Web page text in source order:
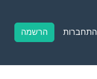
התחברות הרשמה